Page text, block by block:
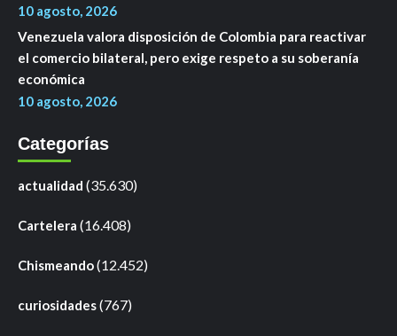
10 agosto, 2026
Venezuela valora disposición de Colombia para reactivar
el comercio bilateral, pero exige respeto a su soberanía
económica
10 agosto, 2026
Categorías
actualidad (35.630)
Cartelera (16.408)
Chismeando(12.452)
curiosidades(767)